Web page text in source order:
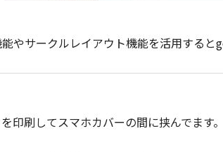
やサークルレイアウト機能を活用すると
を印刷してスマホカバーの間に挟んでます。